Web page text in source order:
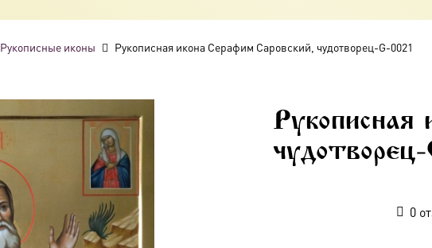
Рукописные иконы Рукописная икона Серафим Саровский, чудотворец-G-0021
Рукописная
0